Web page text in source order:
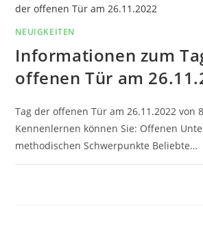
NEUIGKEITEN
Informationen zum
offenen Tür am
Tag der offenen Tür am 26.11.2022 von
Kennenlernen können Sie: Offenen
methodischen Schwerpunkte Beliebte…